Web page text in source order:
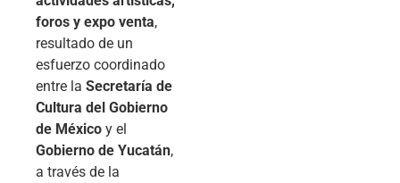
foros y expo venta,
resultado de un
esfuerzo coordinado
entre la Secretaría de
Cultura del Gobierno
de México y el
Gobierno de Yucatán,
a través de la